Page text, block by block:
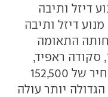
דיזל ותיבה
נמכרת עם מנוע דיזל ותיבה
אחותה התאומה
סקודה ראפיד,
נמכרת עם אותו מנוע בדיוק במחיר של 152,500
יותר עולה